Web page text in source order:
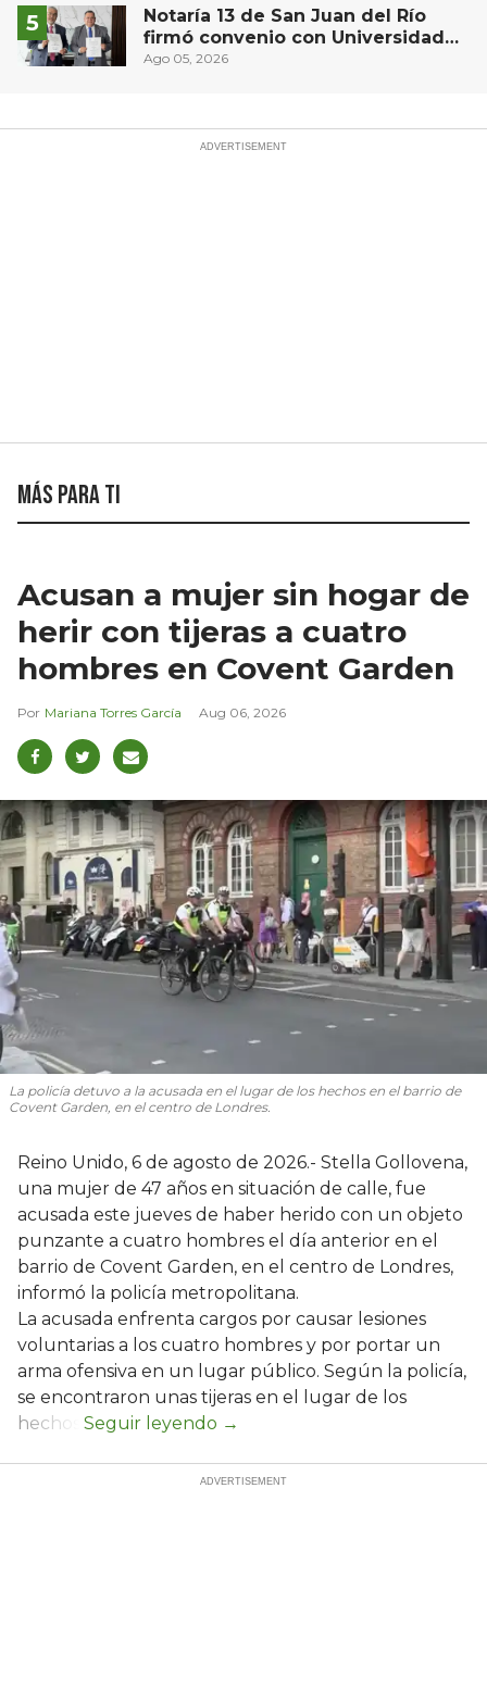
Notaría 13 de San Juan del Río
firmó convenio con Universidad
Privada del Bajío para recibir
Ago 05, 2026
Más para ti
Acusan a mujer sin hogar de
herir con tijeras a cuatro
hombres en Covent Garden
Mariana Torres García Aug 06, 2026
La policía detuvo a la acusada en el lugar de los hechos en el barrio de
Covent Garden, en el centro de Londres.
Reino Unido, 6 de agosto de 2026.- Stella Gollovena,
una mujer de 47 años en situación de calle, fue
acusada este jueves de haber herido con un objeto
punzante a cuatro hombres el día anterior en el
barrio de Covent Garden, en el centro de Londres,
informó la policía metropolitana.
La acusada enfrenta cargos por causar lesiones
voluntarias a los cuatro hombres y por portar un
arma ofensiva en un lugar público. Según la policía,
se encontraron unas tijeras en el lugar de los
hechos.